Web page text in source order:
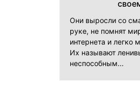
Они выросли со
руке, не помнят
интернета и легко
Их называют
неспособным...